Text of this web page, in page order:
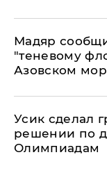
Мадяр
"теневому
Азовском
Усик сделал
решении по
Олимпиадам